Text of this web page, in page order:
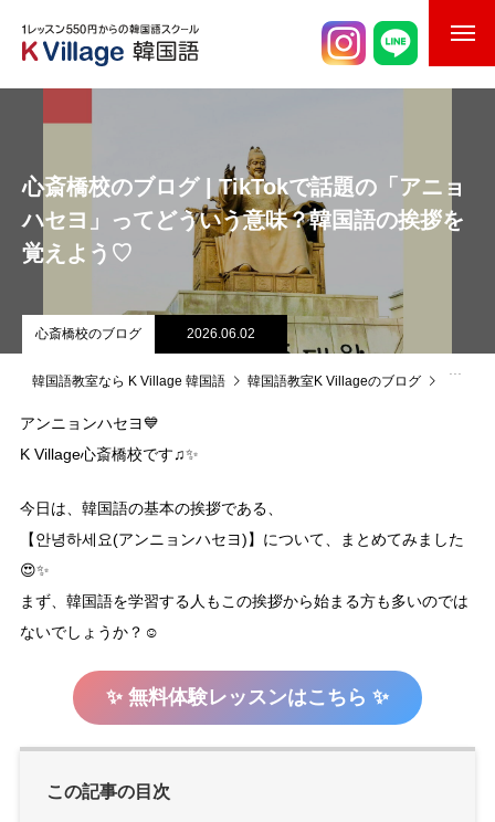
校舎案内
韓国語講師紹介
スケジュール
K Village韓国留学
心斎橋校のブログ | TikTokで話題の「アニョ
ハセヨ」ってどういう意味？韓国語の挨拶を
覚えよう♡
心斎橋校のブログ 2026.06.02
韓国語教室なら K Village 韓国語 韓国語教室K Villageのブログ
アンニョンハセヨ💙
K Village心斎橋校です♫✨
今日は、韓国語の基本の挨拶である、
【안녕하세요(アンニョンハセヨ)】について、まとめてみました
😍✨
まず、韓国語を学習する人もこの挨拶から始まる方も多いのでは
ないでしょうか？☺️
✨ 無料体験レッスンはこちら ✨
この記事の目次